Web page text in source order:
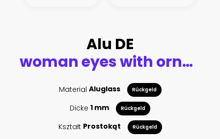
Alu DE
woman eyes with ornament, pencil drawing, eye contact. Crackle effect and Computer collage.
Material Aluglass Rückgeld
Dicke 1 mm Rückgeld
Kształt Prostokąt Rückgeld